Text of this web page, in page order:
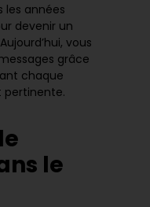
les années
devenir un
vous
grâce
chaque
le